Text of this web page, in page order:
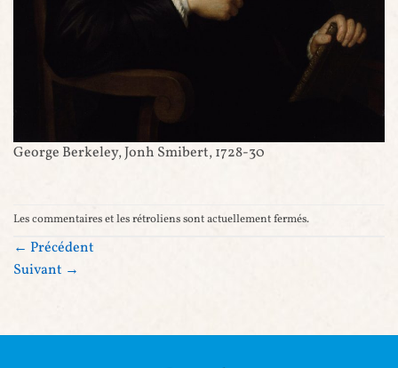
George Berkeley, Jonh Smibert, 1728-30
Les commentaires et les rétroliens sont actuellement fermés.
← Précédent
Suivant →